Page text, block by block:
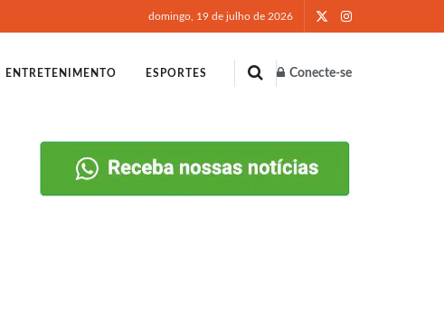
domingo, 19 de julho de 2026
ENTRETENIMENTO ESPORTES Conecte-se